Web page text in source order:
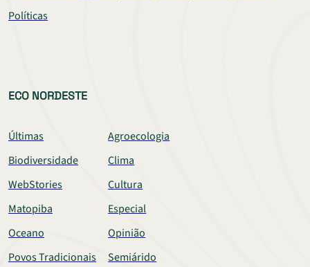
Políticas
ECO NORDESTE
Últimas
Agroecologia
Biodiversidade
Clima
WebStories
Cultura
Matopiba
Especial
Oceano
Opinião
Povos Tradicionais
Semiárido